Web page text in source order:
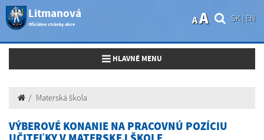
Litmanová
Oficiálne stránky obce
SK| EN
AA
Toggle navigation
HLAVNÉ MENU
Materská škola
VÝBEROVÉ KONANIE NA PRACOVNÚ POZÍCIU